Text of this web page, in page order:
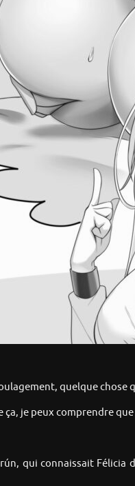
quelque chose
ça, je peux comprendre
qui connaissait